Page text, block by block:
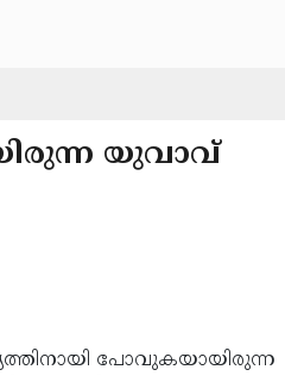
യുവാവ്
പോവുകയായിരുന്ന